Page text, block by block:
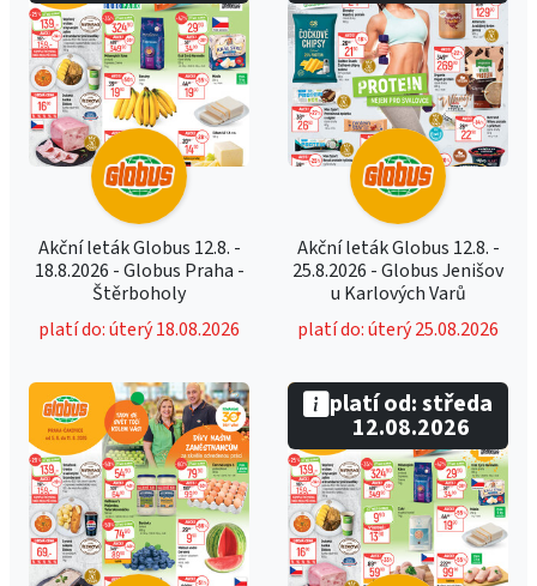
Akční leták Globus 12.8. -
18.8.2026 - Globus Praha -
Štěrboholy
platí do: úterý 18.08.2026
Akční leták Globus 12.8. -
25.8.2026 - Globus Jenišov
u Karlových Varů
platí do: úterý 25.08.2026
platí od: středa
12.08.2026